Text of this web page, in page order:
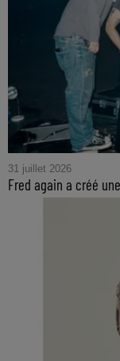
31 juillet 2026
Fred again a créé